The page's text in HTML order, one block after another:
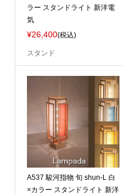
ラー スタンドライト 新洋電
気
¥26,400(税込)
スタンド
A537 駿河指物 旬 shun-L 白
×カラー スタンドライト 新洋